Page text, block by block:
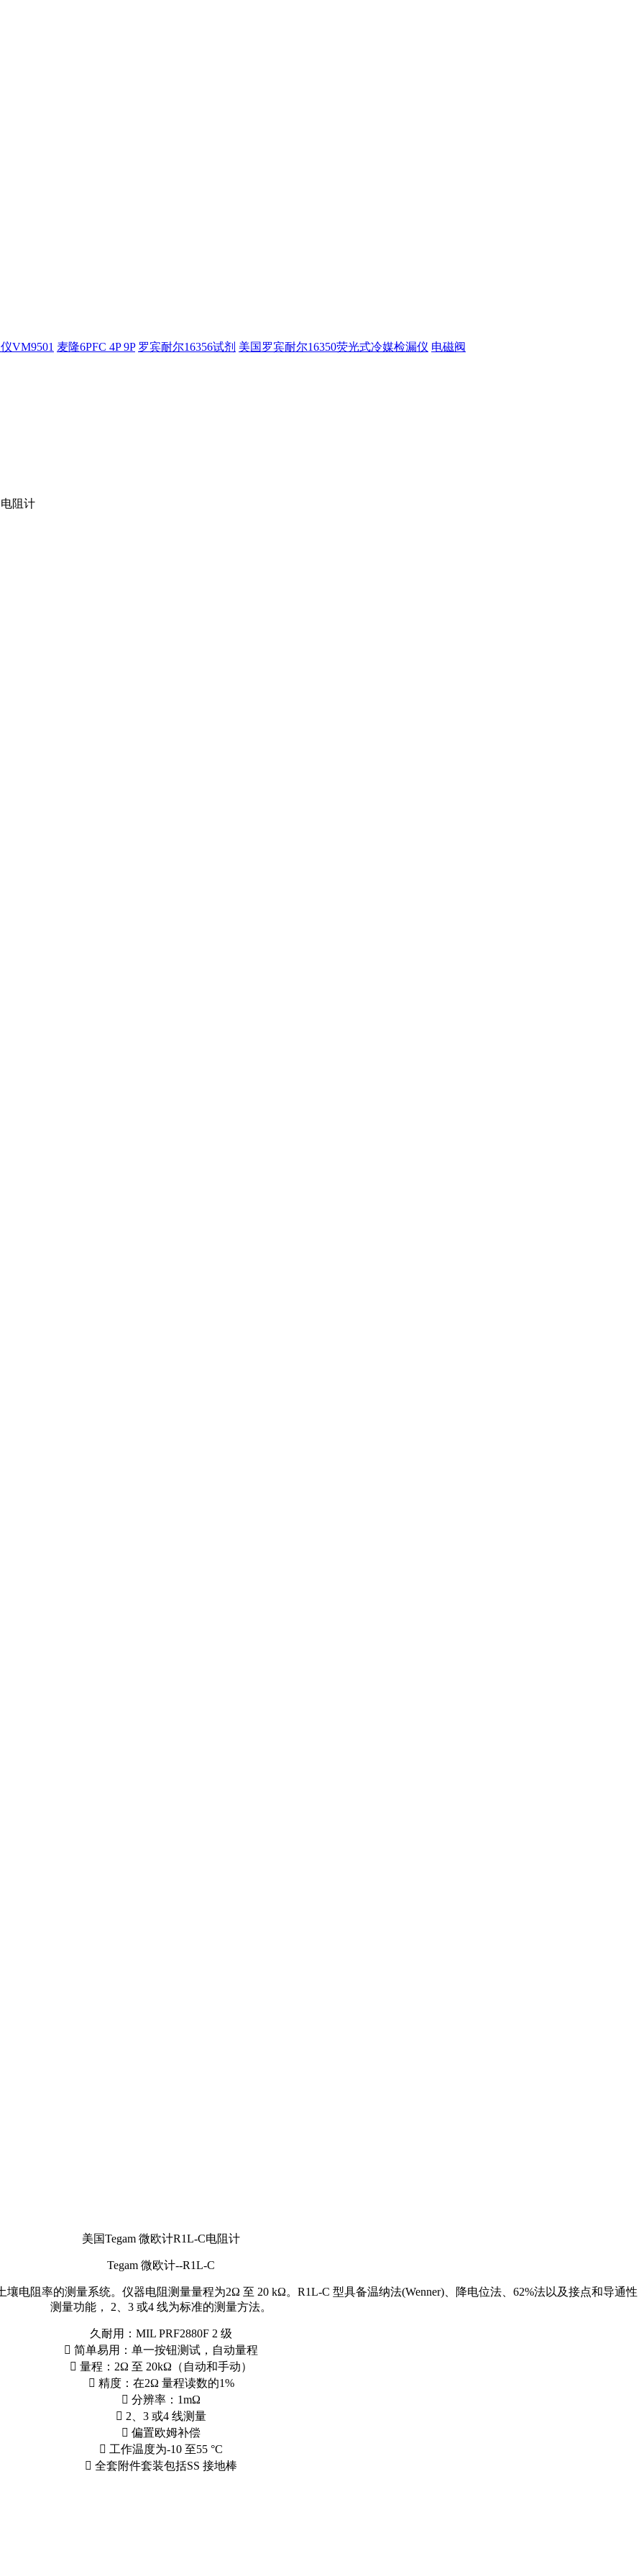
VM9501 麦隆6PFC 4P 9P 罗宾耐尔16356试剂 美国罗宾耐尔16350荧光式冷媒检漏仪 电磁阀
阻计
美国Tegam 微欧计R1L-C电阻计
Tegam 微欧计--R1L-C
电阻率的测量系统。仪器电阻测量量程为2Ω 至 20 kΩ。R1L-C 型具备温纳法(Wenner)、降电位法、62%法以及接点和导通性
测量功能， 2、3 或4 线为标准的测量方法。
久耐用：MIL PRF2880F 2 级
 简单易用：单一按钮测试，自动量程
 量程：2Ω 至 20kΩ（自动和手动）
 精度：在2Ω 量程读数的1%
 分辨率：1mΩ
 2、3 或4 线测量
 偏置欧姆补偿
 工作温度为-10 至55 °C
 全套附件套装包括SS 接地棒